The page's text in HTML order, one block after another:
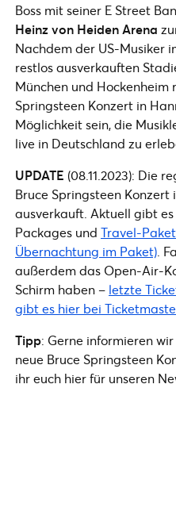
Boss mit seiner E Street
Heinz von Heiden Arena
Nachdem der US-Musiker
restlos ausverkauften
München und Hockenheim
Springsteen Konzert in
Möglichkeit sein, die
live in Deutschland zu
UPDATE (08.11.2023): Die
Bruce Springsteen Konzert
ausverkauft. Aktuell gibt
Packages und Travel-
Übernachtung im Paket) .
außerdem das Open-Air-
Schirm haben – letzte
gibt es hier bei
Tipp: Gerne informieren
neue Bruce Springsteen
ihr euch hier für unseren